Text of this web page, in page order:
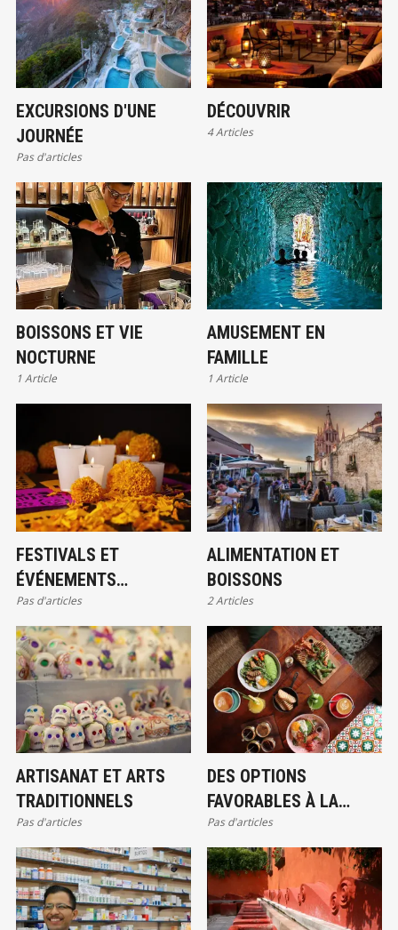
EXCURSIONS D'UNE
JOURNÉE
Pas d'articles
DÉCOUVRIR
4 Articles
BOISSONS ET VIE
NOCTURNE
1 Article
AMUSEMENT EN
FAMILLE
1 Article
FESTIVALS ET
ÉVÉNEMENTS
CULTURELS
Pas d'articles
ALIMENTATION ET
BOISSONS
2 Articles
ARTISANAT ET ARTS
TRADITIONNELS
Pas d'articles
DES OPTIONS
FAVORABLES À LA
SANTÉ
Pas d'articles